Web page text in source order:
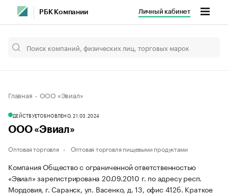
РБК Компании Личный кабинет
Главная ООО «Эвиал»
ДЕЙСТВУЕТОБНОВЛЕНО, 21.03.2024
ООО «Эвиал»
Оптовая торговля Оптовая торговля пищевыми продуктами
Компания Общество с ограниченной ответственностью
«Эвиал» зарегистрирована 20.09.2010 г. по адресу респ.
Мордовия, г. Саранск, ул. Васенко, д. 13, офис 412б. Краткое